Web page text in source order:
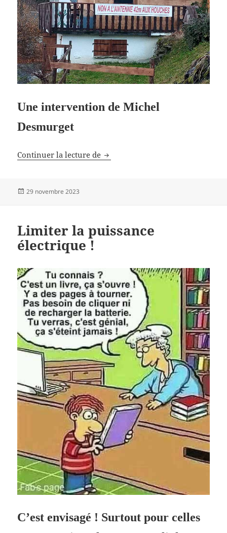
Une intervention de Michel
Desmurget
Continuer la lecture de Il faut réduire drastiquement le
Publié
29 novembre 2023
Limiter la puissance
électrique !
C’est envisagé ! Surtout pour celles